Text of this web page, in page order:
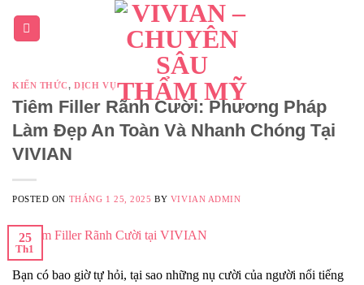
KIẾN THỨC,DỊCH VỤ
Tiêm Filler Rãnh Cười: Phương Pháp
Làm Đẹp An Toàn Và Nhanh Chóng Tại
VIVIAN
POSTED ON THÁNG 1 25, 2025 BY VIVIAN ADMIN
25
Th1
Bạn có bao giờ tự hỏi, tại sao những nụ cười của người nổi tiếng